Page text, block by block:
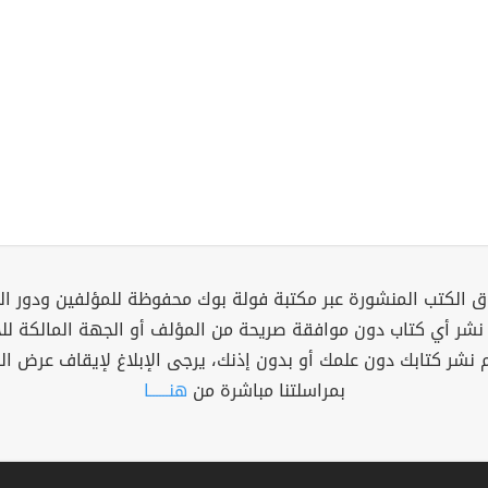
الكتب المنشورة عبر مكتبة فولة بوك محفوظة للمؤلفين ودور
نشر أي كتاب دون موافقة صريحة من المؤلف أو الجهة المالكة
نشر كتابك دون علمك أو بدون إذنك، يرجى الإبلاغ لإيقاف عرض
بمراسلتنا مباشرة من هنــــــا